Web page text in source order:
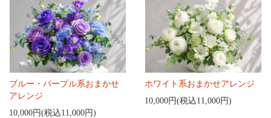
ブルー・パープル系おまかせ
アレンジ
10,000円(税込11,000円)
ホワイト系おまかせアレンジ
10,000円(税込11,000円)